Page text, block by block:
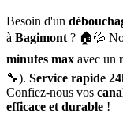
Besoin d'un
à Bagimont? 🏠💦
minutes max avec un
🔧). Service rapide
Confiez-nous vos
efficace et durable !